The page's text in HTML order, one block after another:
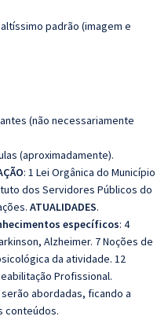
padrão (imagem e
(não necessariamente
(aproximadamente).
: 1 Lei Orgânica do Município
dos Servidores Públicos do
ATUALIDADES.
específicos: 4
Alzheimer. 7 Noções de
da atividade. 12
Profissional.
abordadas, ficando a
conteúdos.